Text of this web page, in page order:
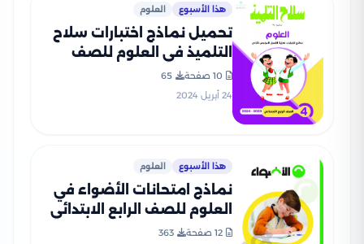
هذا الأسبوع العلوم
تحميل نماذج اختبارات سلاح
التلميذ في العلوم للصف
الرابع الابتدائي مع إجاباتها
النموذجية
10 صفحة
65
24 أبريل 2024
هذا الأسبوع العلوم
نماذج امتحانات الأضواء في
العلوم للصف الرابع الابتدائي
الترم الثاني 2024 بصيغة PDF
12 صفحة
363